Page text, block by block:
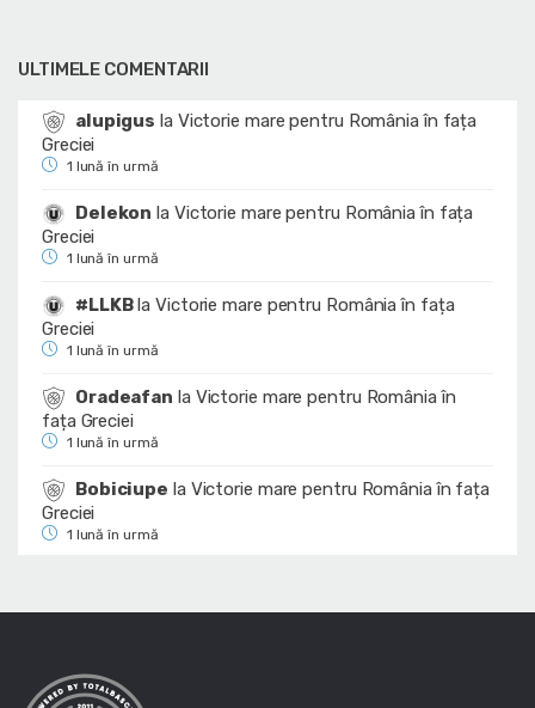
ULTIMELE COMENTARII
alupigus la Victorie mare pentru România în fața
Greciei
1 lună în urmă
Delekon la Victorie mare pentru România în fața
Greciei
1 lună în urmă
#LLKBlaVictorie mare pentru România în fața
Greciei
1 lună în urmă
Oradeafan la Victorie mare pentru România în
fața Greciei
1 lună în urmă
Bobiciupe la Victorie mare pentru România în fața
Greciei
1 lună în urmă